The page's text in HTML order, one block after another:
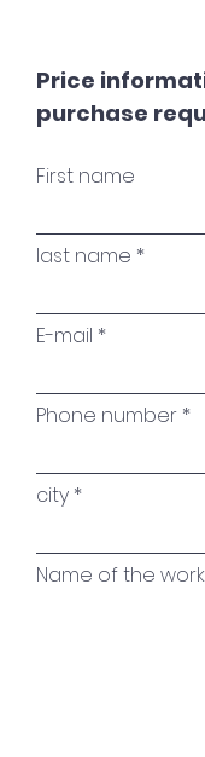
Price
purchase
First name
last name
E-mail
Phone number
city
Name of the